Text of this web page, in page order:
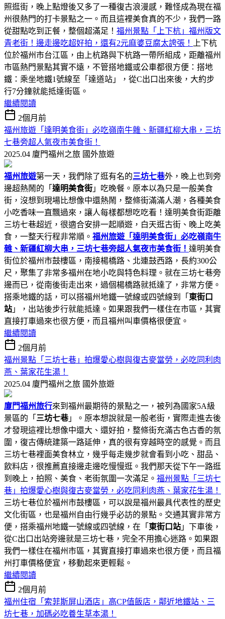
照逛街，晚上點燈後又多了一種復古浪漫感，難怪成為現在福
州很熱門的打卡景點之一。而且這裡美食真的不少，我們一路
從甜點吃到正餐，整個超滿足！ 福州景點「上下杭」福州版文
青老街！邊走邊吃超好拍，還有2元麻婆豆腐太誇張！
上下杭
位於福州市台江區，由上杭路與下杭路一帶所組成，距離福州
市區熱門景點其實不遠，不管搭地鐵或公車都很方便：搭地
鐵：乘坐地鐵1號線至「達道站」，從C出口出來後，大約步
行7分鐘就能抵達街區。
繼續閱讀
2個月前
福州旅遊「達明美食街」必吃嶺南牛雜、新疆紅柳大串，三坊
七巷旁超人氣夜市美食街！
2025.04 廈門福州之旅 國外旅遊
福州旅遊第一天，我們除了逛有名的三坊七巷外，晚上也到旁
邊超熱鬧的「 達明美食街 」吃晚餐。原本以為只是一般美食
街，沒想到現場比想像中還熱鬧，整條街滿滿人潮，各種美食
小吃香味一直飄過來，讓人每樣都想吃吃看！達明美食街距離
三坊七巷超近，很適合安排一起順遊，白天逛古街、晚上吃美
食，一整天行程非常順。 福州旅遊「達明美食街」必吃嶺南牛
雜、新疆紅柳大串，三坊七巷旁超人氣夜市美食街！ 達明美食
街位於福州市鼓樓區，南接楊橋路、北連鼓西路，長約300公
尺，聚集了非常多福州在地小吃與特色料理。就在三坊七巷旁
邊而已，從南後街走出來，過個楊橋路就抵達了，非常方便。
搭乘地鐵的話，可以搭福州地鐵一號線或四號線到「 東街口
站 」，出站後步行就能抵達。如果跟我們一樣住在市區，其實
直接打車過來也很方便，而且福州叫車價格很便宜。
繼續閱讀
2個月前
福州景點「三坊七巷」拍爆愛心樹與復古麥當勞，必吃同利肉
燕、葉家花生湯！
2025.04 廈門福州之旅 國外旅遊
廈門福州旅行來到福州最期待的景點之一，被列為國家5A級
景區的「 三坊七巷」。原本想說就是一般老街，實際走進去後
才發現這裡比想像中還大、還好拍，整條街充滿古色古香的氛
圍，復古傳統建築一路延伸，真的很有穿越時空的感覺。而且
三坊七巷裡面美食林立，幾乎每走幾步就會看到小吃、甜品、
飲料店，很推薦直接邊走邊吃慢慢逛。我們那天從下午一路逛
到晚上，拍照、美食、老街氛圍一次滿足。 福州景點「三坊七
巷」拍爆愛心樹與復古麥當勞，必吃同利肉燕、葉家花生湯！
三坊七巷位於福州市鼓樓區，可以說是福州最具代表性的歷史
文化街區，也是福州自由行幾乎必訪的景點。交通其實非常方
便，搭乘福州地鐵一號線或四號線，在「 東街口站 」下車後，
從C出口出站旁邊就是三坊七巷，完全不用擔心迷路。如果跟
我們一樣住在福州市區，其實直接打車過來也很方便，而且福
州打車價格便宜，移動起來更輕鬆。
繼續閱讀
2個月前
福州住宿「索菲斯屏山酒店」高CP值飯店，鄰近地鐵站、三
坊七巷，加碼必吃養生草本湯！